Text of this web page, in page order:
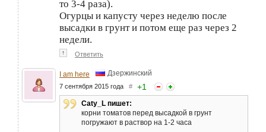
то 3-4 раза).
Огурцы и капусту через неделю после
высадки в грунт и потом еще раз через 2
недели.
↑ Ответить
I am here Дзержинский
7 сентября 2015 года # +1
Caty_L пишет:
корни томатов перед высадкой в грунт
погружают в раствор на 1-2 часа